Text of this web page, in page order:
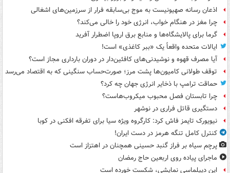
اذعان رسانه صهیونیست به موج بی‌سابقه فرار از سرزمین‌های اشغالی
چرا مغز در هنگام خواب، انرژی خود را خالی می‌کند؟
گرما برای پالایشگاه‌ها و منابع برق اروپا اضطرار آفرید
ایالات متحده واقعاً یک «ببر کاغذی» است!
آیا مصرف قهوه و نوشیدنی‌های کافئین‌دار در دوران بارداری مجاز است؟
توقف طولانی کامیون‌ها پشت مرز؛ صورت‌حساب سنگینی که به اقتصاد می‌رسد
حماقت ترامپ با ذخایر انرژی جهان چه کرد؟
چرا تابستان فصل محبوب میکروب‌هاست؟
دستگیری قاتل فراری در نوشهر
نیویورک تایمز فاش کرد: کارگروه ویژه سیا برای تفرقه افکنی در کوبا
کنترل کامل تنگه هرمز در دست ایران!
پرچم سیاه بر فراز گنبد حسینی همچنان در اهتزاز است
ماجرای پیاده روی اربعین حاج رمضان
این دیپلماسی نمایشی، شکست خورده است